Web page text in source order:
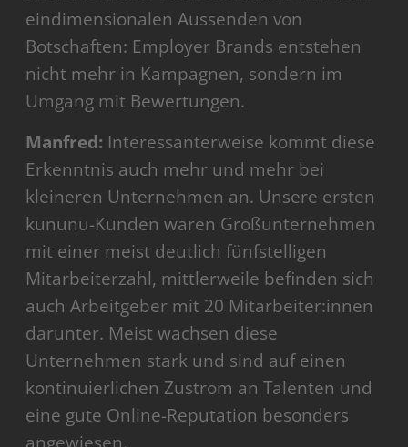
eindimensionalen Aussenden von
Botschaften: Employer Brands entstehen
nicht mehr in Kampagnen, sondern im
Umgang mit Bewertungen.
Manfred: Interessanterweise kommt diese
Erkenntnis auch mehr und mehr bei
kleineren Unternehmen an. Unsere ersten
kununu-Kunden waren Großunternehmen
mit einer meist deutlich fünfstelligen
Mitarbeiterzahl, mittlerweile befinden sich
auch Arbeitgeber mit 20 Mitarbeiter:innen
darunter. Meist wachsen diese
Unternehmen stark und sind auf einen
kontinuierlichen Zustrom an Talenten und
eine gute Online-Reputation besonders